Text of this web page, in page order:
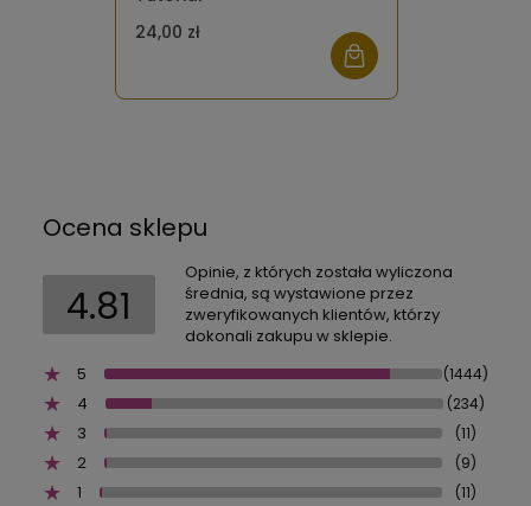
24,00 zł
Ocena sklepu
4.81
Opinie, z których została wyliczona
średnia, są wystawione przez
zweryfikowanych klientów, którzy
dokonali zakupu w sklepie.
5
(1444)
4 (234)
3 (11)
2 (9)
1 (11)